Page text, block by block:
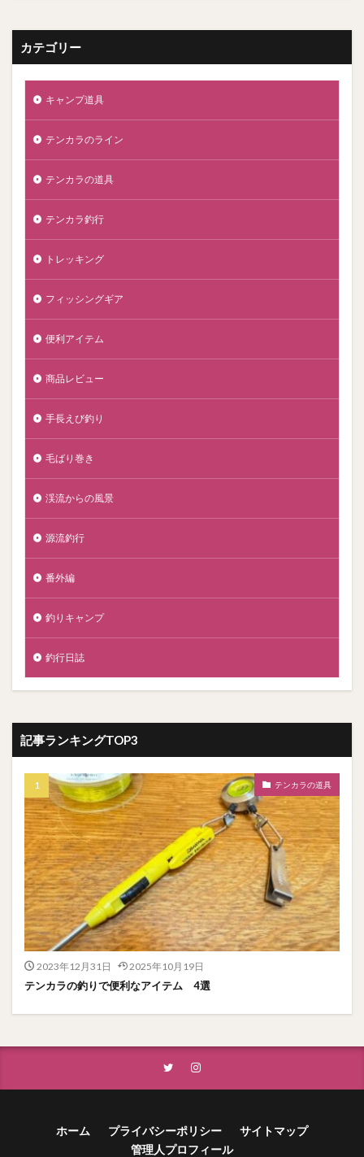
カテゴリー
キャンプ道具
テンカラのライン
テンカラの道具
テンカラ釣行
トレッキング
フィッシングギア
便利アイテム
商品レビュー
手長えび釣り
毛ばり巻き
渓流からの風景
源流釣行
番外編
釣りキャンプ
釣行日誌
記事ランキングTOP3
テンカラの道具
2023年12月31日 2025年10月19日
テンカラの釣りで便利なアイテム 4選
ホーム プライバシーポリシー
サイトマップ
管理人プロフィール